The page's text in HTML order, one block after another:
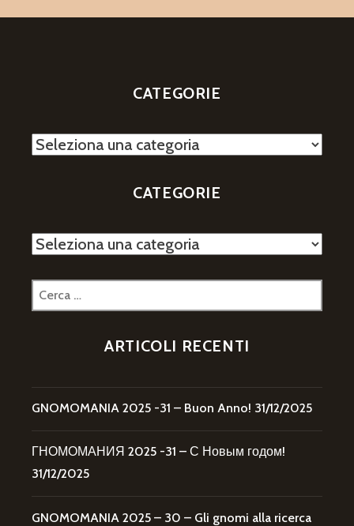
CATEGORIE
Categorie
CATEGORIE
Categorie
Ricerca
per:
ARTICOLI RECENTI
GNOMOMANIA 2025 -31 – Buon Anno! 31/12/2025
ГНОМОМАНИЯ 2025 -31 – С Новым годом!
31/12/2025
GNOMOMANIA 2025 – 30 – Gli gnomi alla ricerca